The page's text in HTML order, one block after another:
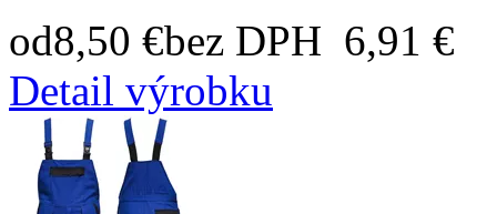
od8,50 €bez DPH 6,91 €
Detail výrobku